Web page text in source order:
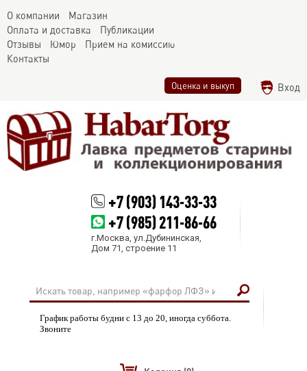
О компании
Магазин
Оплата и доставка
Публикации
Отзывы
Юмор
Прием на комиссию
Контакты
Оценка и выкуп Вход
+7 (903) 143-33-33
+7 (985) 211-86-66
г.Москва, ул.Дубининская,
Дом 71, строение 11
График работы будни с 13 до 20, иногда суббота.
Звоните